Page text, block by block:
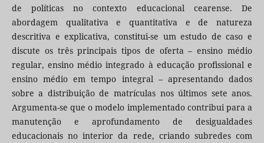
de políticas no contexto educacional cearense. De
abordagem qualitativa e quantitativa e de natureza
descritiva e explicativa, constitui-se um estudo de caso e
discute os três principais tipos de oferta – ensino médio
regular, ensino médio integrado à educação profissional e
ensino médio em tempo integral – apresentando dados
sobre a distribuição de matrículas nos últimos sete anos.
Argumenta-se que o modelo implementado contribui para a
manutenção e aprofundamento de desigualdades
educacionais no interior da rede, criando subredes com